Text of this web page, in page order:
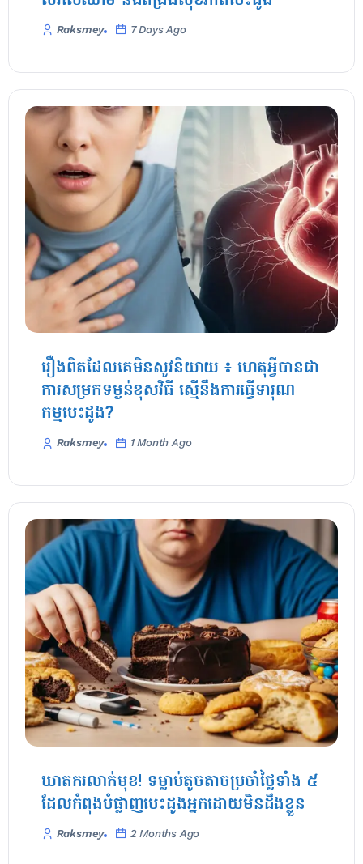
Raksmey 7 Days Ago
រឿងពិតដែលគេមិនសូវនិយាយ ៖ ហេតុអ្វីបានជា
ការសម្រកទម្ងន់ខុសវិធី ស្មើនឹងការធ្វើទារុណ
កម្មបេះដូង?
Raksmey 1 Month Ago
ឃាតករលាក់មុខ! ទម្លាប់តូចតាចប្រចាំថ្ងៃទាំង ៥
ដែលកំពុងបំផ្លាញបេះដូងអ្នកដោយមិនដឹងខ្លួន
Raksmey 2 Months Ago